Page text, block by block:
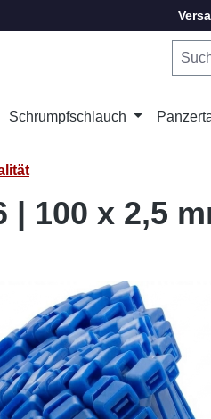
Schrumpfschlauch
| 100 x 2,5